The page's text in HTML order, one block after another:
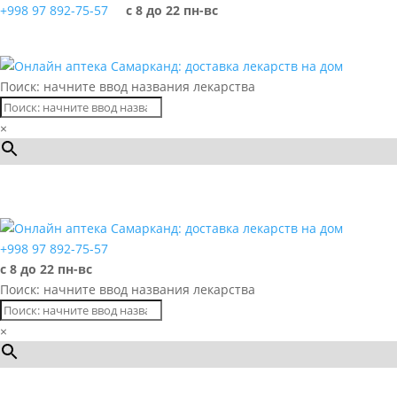
+998 97 892-75-57 с 8 до 22 пн-вс
Поиск: начните ввод названия лекарства
×
+998 97 892-75-57
с 8 до 22 пн-вс
Поиск: начните ввод названия лекарства
×